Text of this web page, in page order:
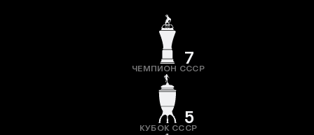
7
ЧЕМПИОН СССР
5
КУБОК СССР